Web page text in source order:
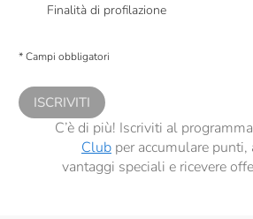
Finalità di profilazione
comunicazioni commerciali personalizzate, in
* Campi obbligatori
ISCRIVITI
C’è di più! Iscriviti al
Clubper accumulare punti,
vantaggi speciali e ricevere